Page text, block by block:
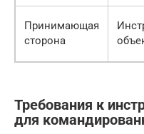
Принимающая
сторона
Требования к
для